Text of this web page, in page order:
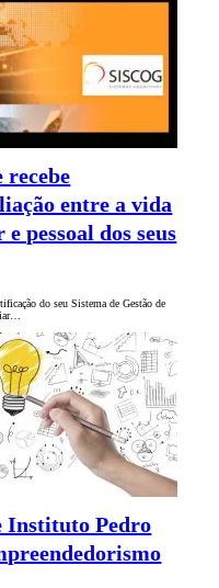
recebe
entre a vida
pessoal dos seus
do seu Sistema de Gestão de
Instituto Pedro